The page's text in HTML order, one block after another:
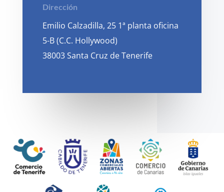
Dirección
Emilio Calzadilla, 25 1ª planta oficina
5-B (C.C. Hollywood)
38003 Santa Cruz de Tenerife